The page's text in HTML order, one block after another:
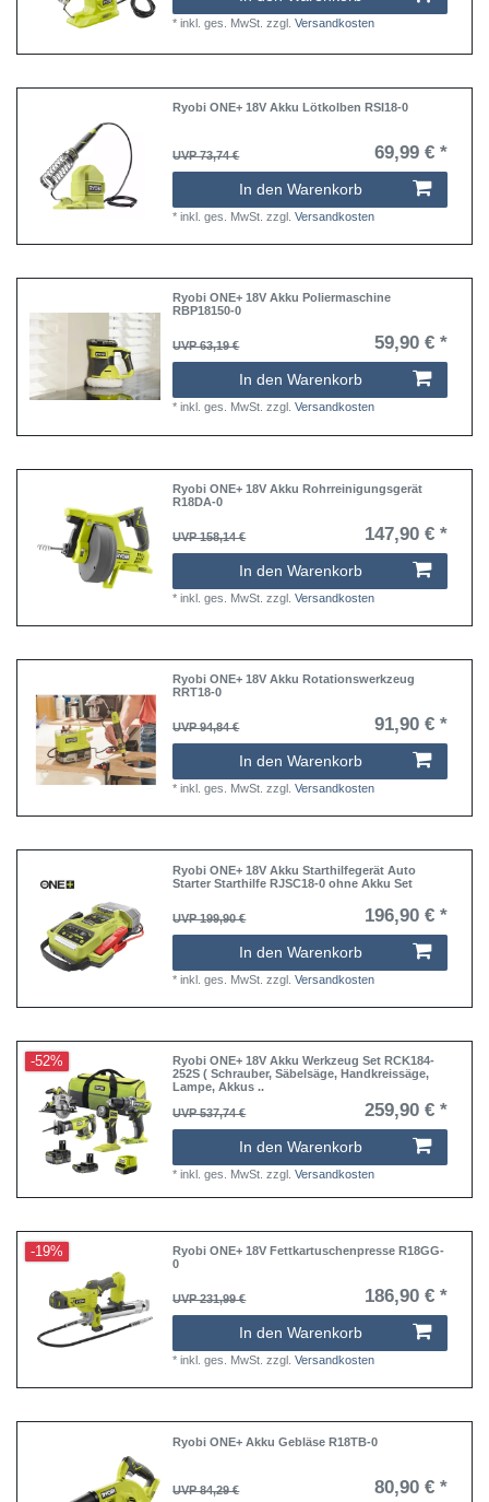
*inkl. ges. MwSt. zzgl.Versandkosten
Ryobi ONE+ 18V Akku Lötkolben RSI18-0
UVP 73,74 € 69,99 € *
In den Warenkorb
*inkl. ges. MwSt. zzgl.Versandkosten
Ryobi ONE+ 18V Akku Poliermaschine
RBP18150-0
UVP 63,19 € 59,90 € *
In den Warenkorb
*inkl. ges. MwSt. zzgl.Versandkosten
Ryobi ONE+ 18V Akku Rohrreinigungsgerät
R18DA-0
UVP 158,14 € 147,90 € *
In den Warenkorb
*inkl. ges. MwSt. zzgl.Versandkosten
Ryobi ONE+ 18V Akku Rotationswerkzeug
RRT18-0
UVP 94,84 € 91,90 € *
In den Warenkorb
*inkl. ges. MwSt. zzgl.Versandkosten
Ryobi ONE+ 18V Akku Starthilfegerät Auto
Starter Starthilfe RJSC18-0 ohne Akku Set
UVP 199,90 € 196,90 € *
In den Warenkorb
*inkl. ges. MwSt. zzgl.Versandkosten
-52%
Ryobi ONE+ 18V Akku Werkzeug Set RCK184-
252S ( Schrauber, Säbelsäge, Handkreissäge,
Lampe, Akkus ..
UVP 537,74 €
259,90 € *
In den Warenkorb
*inkl. ges. MwSt. zzgl.Versandkosten
-19%
Ryobi ONE+ 18V Fettkartuschenpresse R18GG-
0
UVP 231,99 € 186,90 € *
In den Warenkorb
*inkl. ges. MwSt. zzgl.Versandkosten
Ryobi ONE+ Akku Gebläse R18TB-0
UVP 84,29 € 80,90 € *